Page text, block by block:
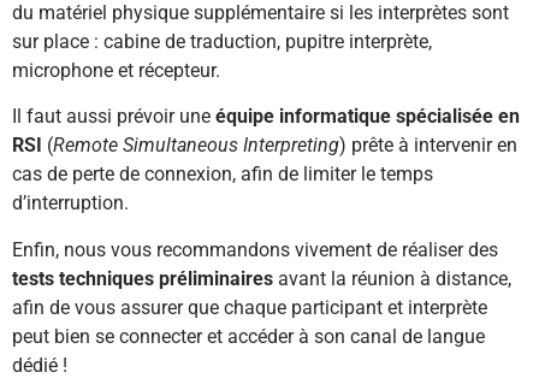
du matériel physique supplémentaire si les interprètes sont
sur place : cabine de traduction, pupitre interprète,
microphone et récepteur.
Il faut aussi prévoir une équipe informatique spécialisée en
RSI (Remote Simultaneous Interpreting) prête à intervenir en
cas de perte de connexion, afin de limiter le temps
d’interruption.
Enfin, nous vous recommandons vivement de réaliser des
tests techniques préliminaires avant la réunion à distance,
afin de vous assurer que chaque participant et interprète
peut bien se connecter et accéder à son canal de langue
dédié !